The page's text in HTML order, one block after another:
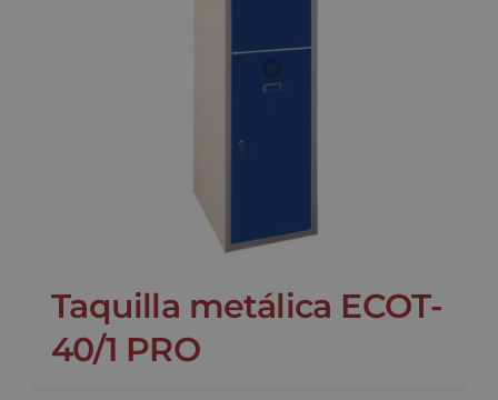
Taquilla metálica ECOT-
40/1 PRO